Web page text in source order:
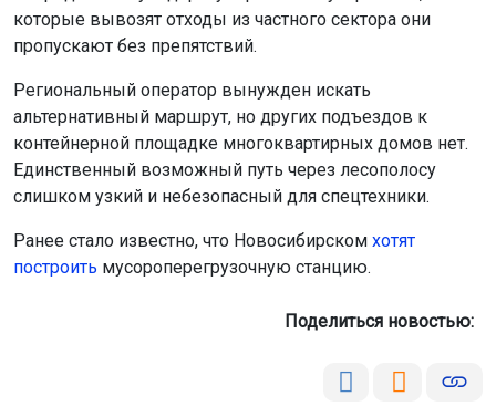
Региональный оператор вынужден искать
альтернативный маршрут, но других подъездов к
Единственный возможный путь через лесополосу
слишком узкий и небезопасный для спецтехники.
Ранее стало известно, что Новосибирскомхотят
построитьмусороперегрузочную станцию.
Поделиться новостью:
Читать все